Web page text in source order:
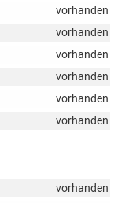
vorhanden
vorhanden
vorhanden
vorhanden
vorhanden
vorhanden
vorhanden